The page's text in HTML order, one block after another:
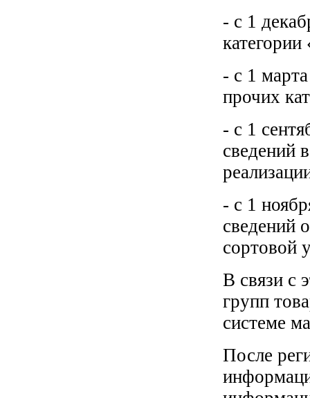
- с 1
- с 1
прочих
- с 1
сведений
- с 1
сведений
сортовой
В связи с
групп
системе
После